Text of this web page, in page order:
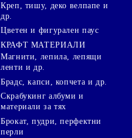
Креп, тишу, деко велпапе и
др.
Цветен и фигурален паус
КРАФТ МАТЕРИАЛИ
Магнити, лепила, лепящи
ленти и др.
Брадс, капси, копчета и др.
Скрабукинг албуми и
материали за тях
Брокат, пудри, перфектни
перли